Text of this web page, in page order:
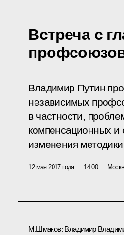
Встреча с
Владимир Путин
независимых
в частности,
компенсационных и
изменения
12 мая 2017 года 14:00
М.Шмаков: Владимир